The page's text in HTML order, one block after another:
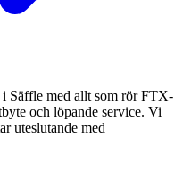
Säffle med allt som rör FTX-
och löpande service. Vi
uteslutande med